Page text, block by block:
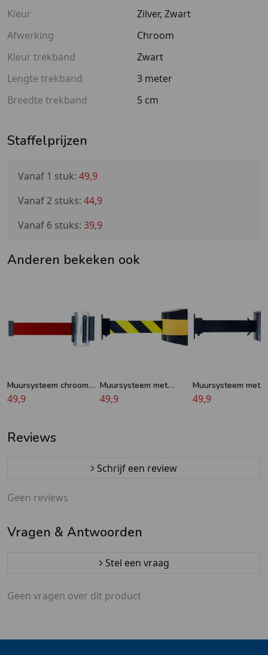
Kleur
Zilver, Zwart
Afwerking
Chroom
Kleur trekband
Zwart
Lengte trekband
3 meter
Breedte trekband
5 cm
Staffelprijzen
Vanaf 1 stuk: 49,9
Vanaf 2 stuks: 44,9
Vanaf 6 stuks: 39,9
Anderen bekeken ook
Muursysteem chroom
met rood trekband -
49,9
Muursysteem met
geel/zwart lint - 5m -
49,9
Muursysteem met
zwart lint - 5m -
49,9
Reviews
Schrijf een review
Geen reviews
Vragen & Antwoorden
Stel een vraag
Geen vragen over dit product